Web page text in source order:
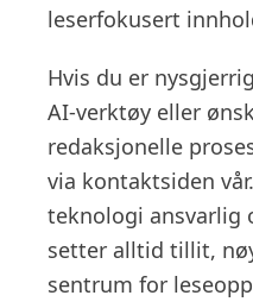
leserfokusert
Hvis du er
AI-verktøy eller
redaksjonelle
via kontaktsiden vår.
teknologi ansvarlig
setter alltid tillit,
sentrum for